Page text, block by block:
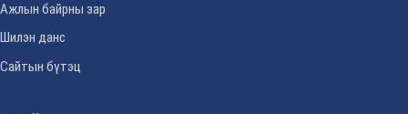
Ажлын байрны зар
Шилэн данс
Сайтын бүтэц